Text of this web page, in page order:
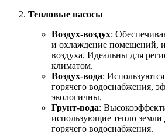
Тепловые насосы
Воздух-воздух:
и охлаждение помещений,
воздуха. Идеальны для
климатом.
Воздух-вода:
горячего водоснабжения,
экологичны.
Грунт-вода:
использующие тепло земли
горячего водоснабжения.